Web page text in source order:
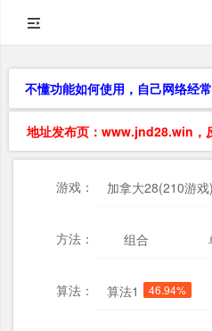
不懂功能如何使用，自己网络经
地址发布页：www.jnd28.win，
游戏： 加拿大28(210游戏)
方法： 组合
算法： 算法1 46.94%